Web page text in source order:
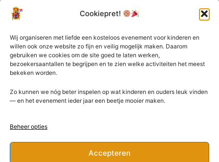
Cookiepret!
Wij organiseren met liefde een kosteloos evenement voor kinderen en
willen ook onze website zo fijn en veilig mogelijk maken. Daarom
gebruiken we cookies om de site goed te laten werken,
bezoekersaantallen te begrijpen en te zien welke activiteiten het meest
bekeken worden.
Zo kunnen we nóg beter inspelen op wat kinderen en ouders leuk vinden
— en het evenement ieder jaar een beetje mooier maken.
Beheer opties
Accepteren
KvK 70680329